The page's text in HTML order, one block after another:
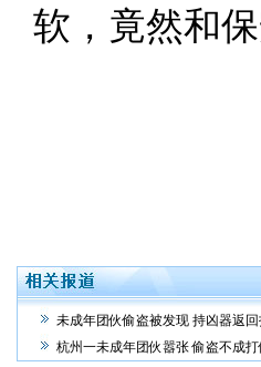
软，竟然和
未成年团伙偷盗被发现 持凶器返回
杭州一未成年团伙嚣张 偷盗不成打